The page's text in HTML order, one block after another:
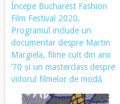
Începe Bucharest Fashion
Film Festival 2020.
Programul include un
documentar despre Martin
Margiela, filme cult din anii
‘70 și un masterclass despre
viitorul filmelor de modă